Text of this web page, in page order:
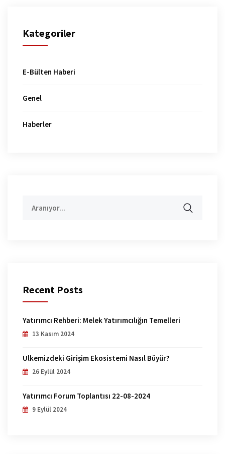
Kategoriler
E-Bülten Haberi
Genel
Haberler
Recent Posts
Yatırımcı Rehberi: Melek Yatırımcılığın Temelleri
13 Kasım 2024
Ülkemizdeki Girişim Ekosistemi Nasıl Büyür?
26 Eylül 2024
Yatırımcı Forum Toplantısı 22-08-2024
9 Eylül 2024